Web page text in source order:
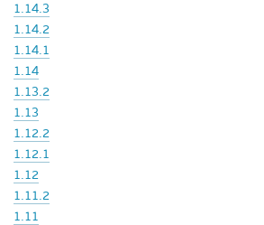
1.14.3
1.14.2
1.14.1
1.14
1.13.2
1.13
1.12.2
1.12.1
1.12
1.11.2
1.11